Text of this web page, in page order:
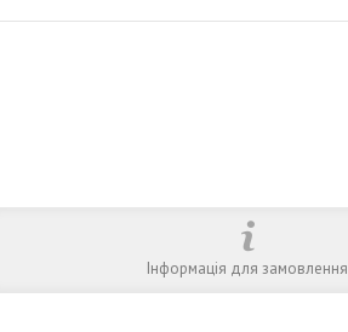
Інформація для замовлення